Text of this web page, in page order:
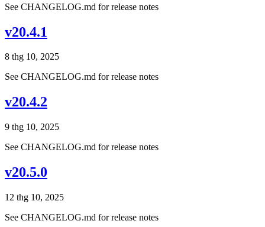
See CHANGELOG.md for release notes
v20.4.1
8 thg 10, 2025
See CHANGELOG.md for release notes
v20.4.2
9 thg 10, 2025
See CHANGELOG.md for release notes
v20.5.0
12 thg 10, 2025
See CHANGELOG.md for release notes